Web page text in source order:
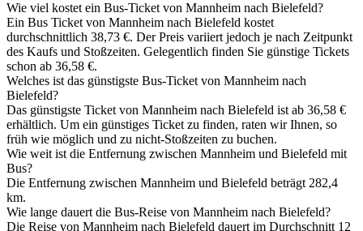
Wie viel kostet ein Bus-Ticket von Mannheim nach Bielefeld?
Ein Bus Ticket von Mannheim nach Bielefeld kostet
durchschnittlich 38,73 €. Der Preis variiert jedoch je nach Zeitpunkt
des Kaufs und Stoßzeiten. Gelegentlich finden Sie günstige Tickets
schon ab 36,58 €.
Welches ist das günstigste Bus-Ticket von Mannheim nach
Bielefeld?
Das günstigste Ticket von Mannheim nach Bielefeld ist ab 36,58 €
erhältlich. Um ein günstiges Ticket zu finden, raten wir Ihnen, so
früh wie möglich und zu nicht-Stoßzeiten zu buchen.
Wie weit ist die Entfernung zwischen Mannheim und Bielefeld mit
Bus?
Die Entfernung zwischen Mannheim und Bielefeld beträgt 282,4
km.
Wie lange dauert die Bus-Reise von Mannheim nach Bielefeld?
Die Reise von Mannheim nach Bielefeld dauert im Durchschnitt 12